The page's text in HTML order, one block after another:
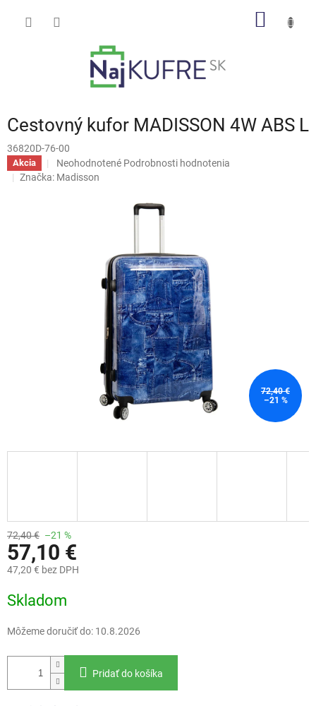
Cestovný kufor MADISSON 4W ABS L
36820D-76-00
Akcia
Priemerné
hodnotenie
Neohodnotené Podrobnosti hodnotenia
Značka: Madisson
72,40 €
–21 %
72,40 € –21 %
57,10 €
47,20 € bez DPH
cena:
Skladom
Môžeme doručiť do: 10.8.2026
Pridať do košíka